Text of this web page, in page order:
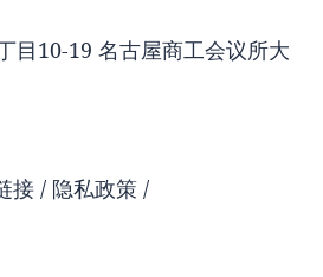
目10-19 名古屋商工会议所大
接 隐私政策